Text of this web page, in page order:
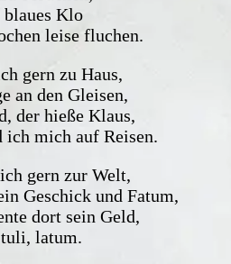
blaues Klo
leise fluchen.
gern zu Haus,
an den Gleisen,
der hieße Klaus,
ich mich auf Reisen.
gern zur Welt,
Geschick und Fatum,
dort sein Geld,
latum.